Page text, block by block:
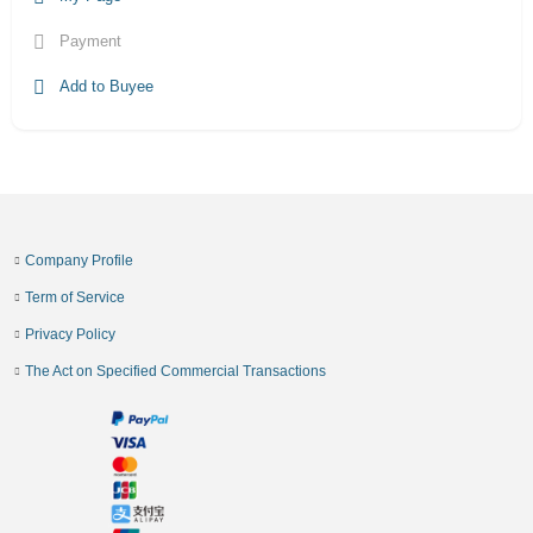
Payment
Add to Buyee
Company Profile
Term of Service
Privacy Policy
The Act on Specified Commercial Transactions